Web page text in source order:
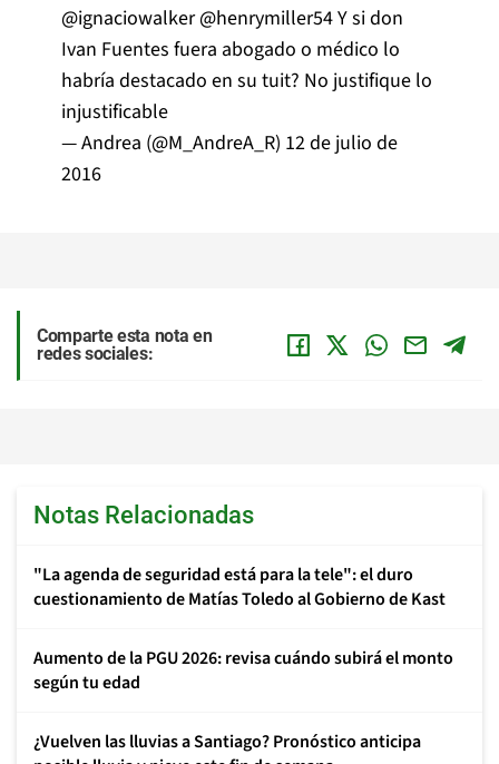
@ignaciowalker @henrymiller54Y si don
Ivan Fuentes fuera abogado o médico lo
habría destacado en su tuit? No justifique lo
injustificable
— Andrea (@M_AndreA_R) 12 de julio de
2016
Comparte esta nota en
redes sociales:
Notas Relacionadas
"La agenda de seguridad está para la tele": el duro
cuestionamiento de Matías Toledo al Gobierno de Kast
Aumento de la PGU 2026: revisa cuándo subirá el monto
según tu edad
¿Vuelven las lluvias a Santiago? Pronóstico anticipa